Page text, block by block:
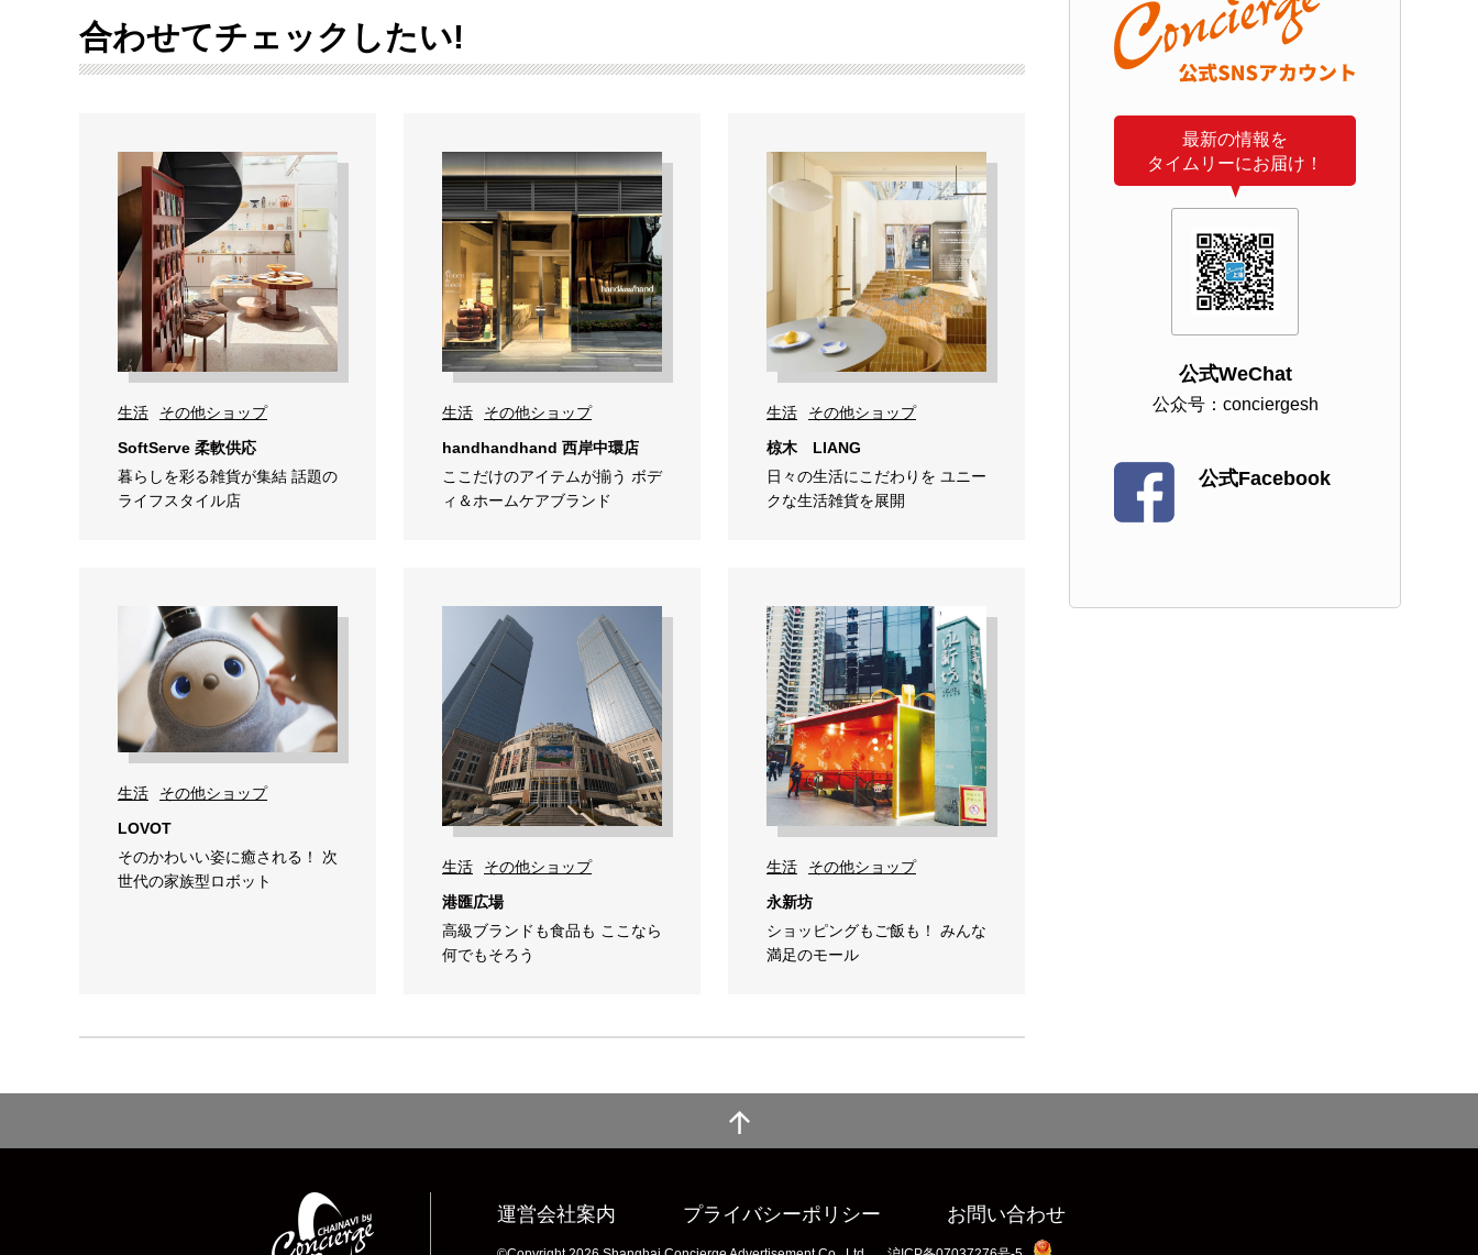
合わせてチェックしたい!
生活
その他ショップ
SoftServe 柔軟供応
暮らしを彩る雑貨が集結 話題の
ライフスタイル店
生活
その他ショップ
handhandhand 西岸中環店
ここだけのアイテムが揃う ボデ
ィ＆ホームケアブランド
生活
その他ショップ
椋木 LIANG
日々の生活にこだわりを ユニー
クな生活雑貨を展開
生活
その他ショップ
LOVOT
そのかわいい姿に癒される！ 次
世代の家族型ロボット
生活
その他ショップ
港匯広場
高級ブランドも食品も ここなら
何でもそろう
生活
その他ショップ
永新坊
ショッピングもご飯も！ みんな
満足のモール
最新の情報を
タイムリーにお届け！
公式WeChat
公众号：conciergesh
公式Facebook
運営会社案内 プライバシーポリシー お問い合わせ